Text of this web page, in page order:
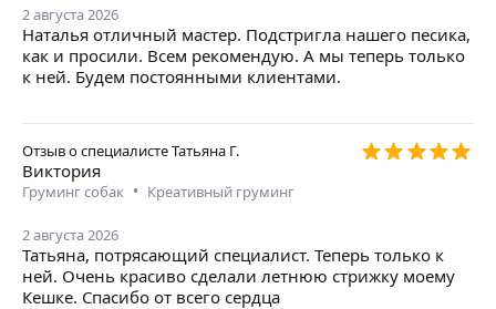
2 августа 2026
Наталья отличный мастер. Подстригла нашего песика,
как и просили. Всем рекомендую. А мы теперь только
к ней. Будем постоянными клиентами.
Отзыв о специалистеТатьяна Г.
Виктория
Груминг собак • Креативный груминг
2 августа 2026
Татьяна, потрясающий специалист. Теперь только к
ней. Очень красиво сделали летнюю стрижку моему
Кешке. Спасибо от всего сердца